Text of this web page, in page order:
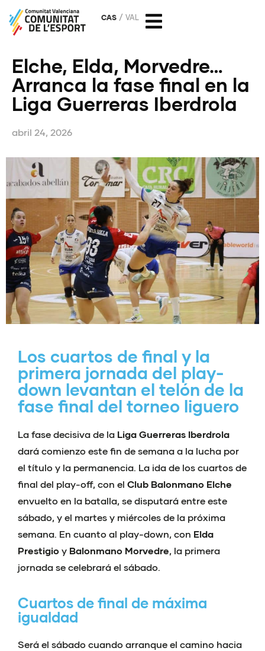
CAS VAL
Elche, Elda, Morvedre…
Arranca la fase final en la
Liga Guerreras Iberdrola
abril 24, 2026
Los cuartos de final y la
primera jornada del play-
down levantan el telón de la
fase final del torneo liguero
La fase decisiva de la Liga Guerreras Iberdrola
dará comienzo este fin de semana a la lucha por
el título y la permanencia. La ida de los cuartos de
final del play-off, con el Club Balonmano Elche
envuelto en la batalla, se disputará entre este
sábado, y el martes y miércoles de la próxima
semana. En cuanto al play-down, con Elda
Prestigio y Balonmano Morvedre, la primera
jornada se celebrará el sábado.
Cuartos de final de máxima
igualdad
Será el sábado cuando arranque el camino hacia